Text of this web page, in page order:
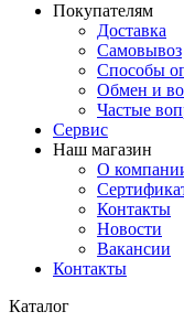
Покупателям
Доставка
Самовывоз
Способы
Обмен и
Частые
Сервис
Наш магазин
О
Контакты
Новости
Вакансии
Контакты
Каталог